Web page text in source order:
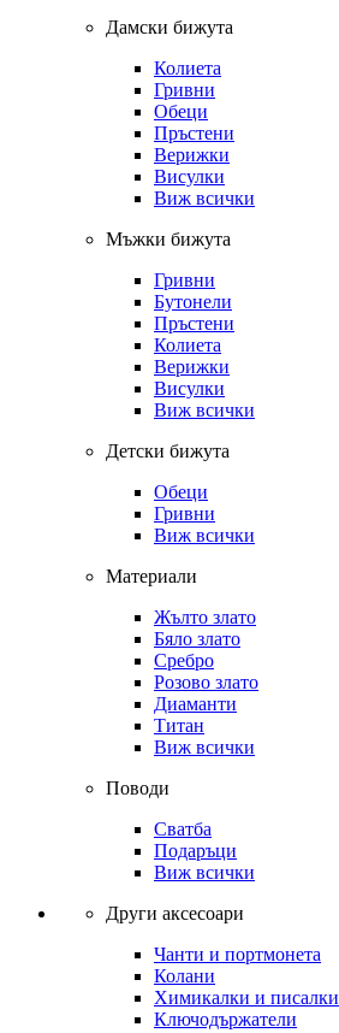
Дамски бижута
Колиета
Гривни
Обеци
Пръстени
Верижки
Висулки
Виж всички
Мъжки бижута
Гривни
Бутонели
Пръстени
Колиета
Верижки
Висулки
Виж всички
Детски бижута
Обеци
Гривни
Виж всички
Материали
Жълто злато
Бяло злато
Сребро
Розово злато
Диаманти
Титан
Виж всички
Поводи
Сватба
Подаръци
Виж всички
Други аксесоари
Чанти и портмонета
Колани
Химикалки и писалки
Ключодържатели